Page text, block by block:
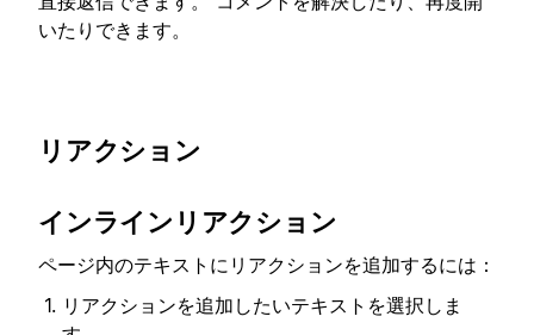
いたりできます。
リアクション
インラインリアクション
ページ内のテキストにリアクションを追加するには：
リアクションを追加したいテキストを選択しま